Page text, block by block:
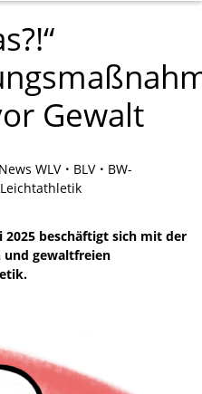
Gewalt
WLV BLV
BW-
2025 beschäftigt sich mit der
und gewaltfreien